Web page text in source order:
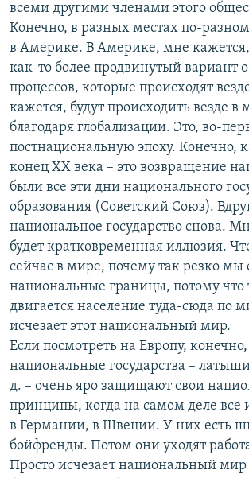
всеми другими членами этого
Конечно, в разных местах по-
в Америке. В Америке, мне
как-то более продвинутый вариант
процессов, которые происходят
кажется, будут происходить везде в
благодаря глобализации. Это, во-
постнациональную эпоху. Конечно,
конец ХХ века – это возвращение
были все эти дни национального
образования (Советский Союз).
национальное государство снова.
будет кратковременная иллюзия.
сейчас в мире, почему так резко
национальные границы, потому что
двигается население туда-сюда по
исчезает этот национальный мир.
Если посмотреть на Европу,
национальные государства –
д. – очень яро защищают свои
принципы, когда на самом деле все
в Германии, в Швеции. У них есть
бойфренды. Потом они уходят
Просто исчезает национальный мир